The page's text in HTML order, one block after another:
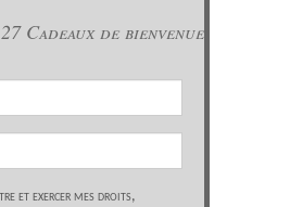
Cadeaux de bienvenue
et exercer mes droits,